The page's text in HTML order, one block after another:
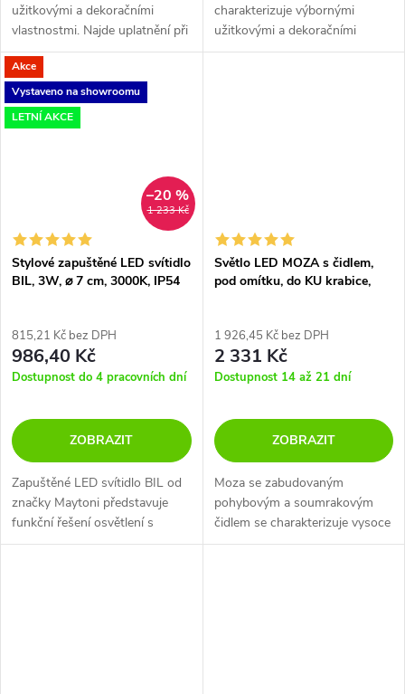
užitkovými a dekoračními
vlastnostmi. Najde uplatnění při
nasvícení schodišť, chodeb,
dekoračním nasvícení nábytku a
v neposlední řadě...
charakterizuje výbornými
užitkovými a dekoračními
vlastnostmi. Najde uplatnění při
Akce
Vystaveno na showroomu
LETNÍ AKCE
1 233 Kč
–20 %
Stylové zapuštěné LED svítidlo
BIL, 3W, ⌀ 7 cm, 3000K, IP54
815,21 Kč bez DPH
986,40 Kč
Dostupnost do 4 pracovních dní
ZOBRAZIT
Zapuštěné LED svítidlo BIL od
značky Maytoni představuje
funkční řešení osvětlení s
vysokým stupněm krytí IP54,
Světlo LED MOZA s čidlem,
pod omítku, do KU krabice,
1 926,45 Kč bez DPH
2 331 Kč
Dostupnost 14 až 21 dní
ZOBRAZIT
Moza se zabudovaným
pohybovým a soumrakovým
čidlem se charakterizuje vysoce
užitkovými a dekoračními